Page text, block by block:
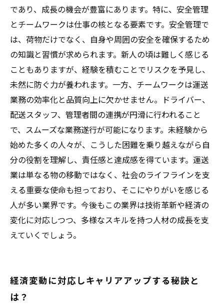
であり、成長の機会が豊富にあります。特に、安全管理
とチームワークは仕事の核となる要素です。安全管理で
は、荷物だけでなく、自身や周囲の安全を確保するため
の知識と習慣が求められます。新人の頃は難しく感じる
こともありますが、経験を積むことでリスクを予見し、
未然に防ぐ力が養われます。一方、チームワークは運送
業務の効率化と品質向上に欠かせません。ドライバー、
配送スタッフ、管理者間の連携が円滑に行われること
で、スムーズな業務遂行が可能になります。未経験から
始めた多くの人々が、こうした困難を乗り越えながら自
分の役割を理解し、責任感と達成感を得ています。運送
業は単なる物の移動ではなく、社会のライフラインを支
える重要な使命も担っており、そこにやりがいを感じる
人が多い業界です。今後もこの業界は技術革新や経済の
変化に対応しつつ、多様なスキルを持つ人材の成長を支
えていくでしょう。
経済変動に対応しキャリアアップする秘訣と
は？